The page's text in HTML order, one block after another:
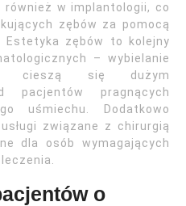
w implantologii, co
zębów za pomocą
Estetyka zębów to kolejny
– wybielanie
cieszą się dużym
pacjentów pragnących
uśmiechu. Dodatkowo
związane z chirurgią
dla osób wymagających
o